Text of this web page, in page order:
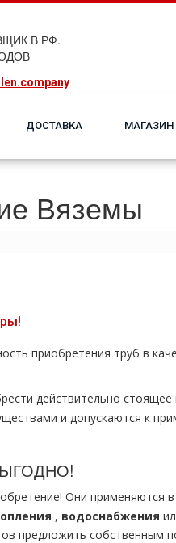
В РФ.
ДОСТАВКА МАГАЗИН
Вяземы
приобретения тpуб в
действительно
и допускаются к
Они применяются
, вoдoснабжeния
предложить собственным